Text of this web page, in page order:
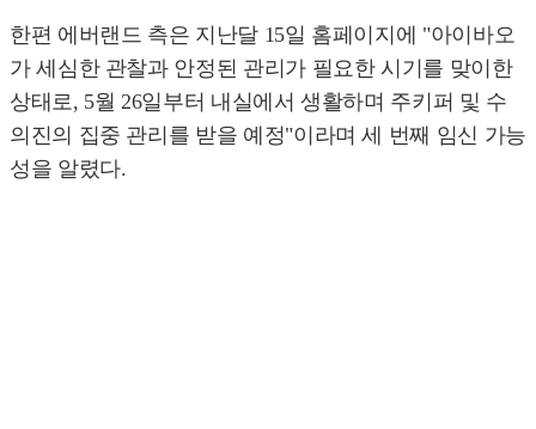
한편 에버랜드 측은 지난달 15일 홈페이지에 "아이바오
가 세심한 관찰과 안정된 관리가 필요한 시기를 맞이한
상태로, 5월 26일부터 내실에서 생활하며 주키퍼 및 수
의진의 집중 관리를 받을 예정"이라며 세 번째 임신 가능
성을 알렸다.